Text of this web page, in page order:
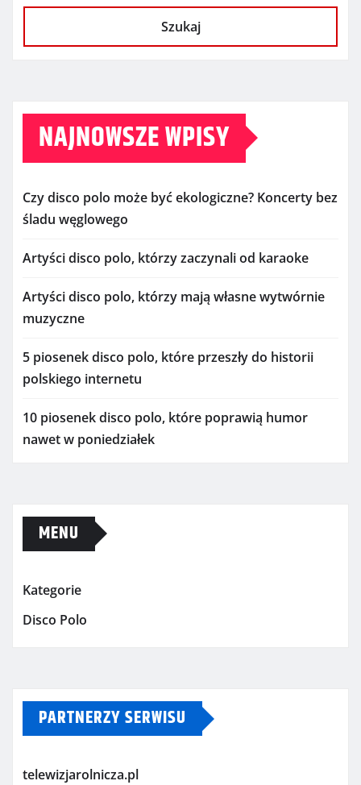
Szukaj
NAJNOWSZE WPISY
Czy disco polo może być ekologiczne? Koncerty bez
śladu węglowego
Artyści disco polo, którzy zaczynali od karaoke
Artyści disco polo, którzy mają własne wytwórnie
muzyczne
5 piosenek disco polo, które przeszły do historii
polskiego internetu
10 piosenek disco polo, które poprawią humor
nawet w poniedziałek
MENU
Kategorie
Disco Polo
PARTNERZY SERWISU
telewizjarolnicza.pl